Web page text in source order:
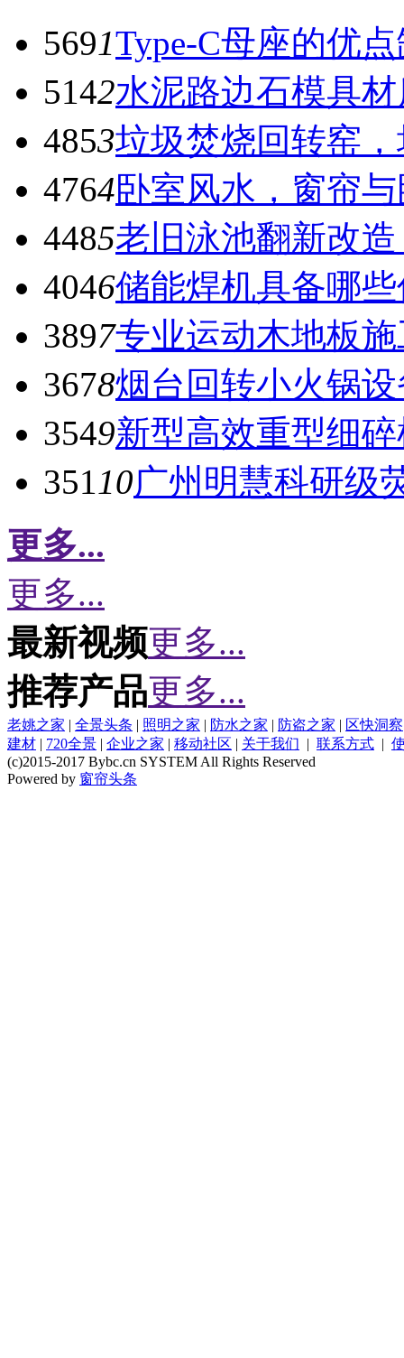
5691Type-C母座的优
5142水泥路边石模具
4853垃圾焚烧回转窑
4764卧室风水，窗帘
4485老旧泳池翻新改
4046储能焊机具备哪
3897专业运动木地板
3678烟台回转小火锅
3549新型高效重型细
35110广州明慧科研级
更多...
更多...
最新视频更多...
推荐产品更多...
老姚之家 | 全景头条 | 照明之家 | 防水之家 | 防盗之家 | 区快洞察
建材 | 720全景 | 企业之家 | 移动社区 | 关于我们 | 联系方式 |
(c)2015-2017 Bybc.cn SYSTEM All Rights Reserved
Powered by 窗帘头条